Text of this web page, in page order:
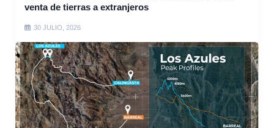
venta de tierras a extranjeros
30 JULIO, 2026